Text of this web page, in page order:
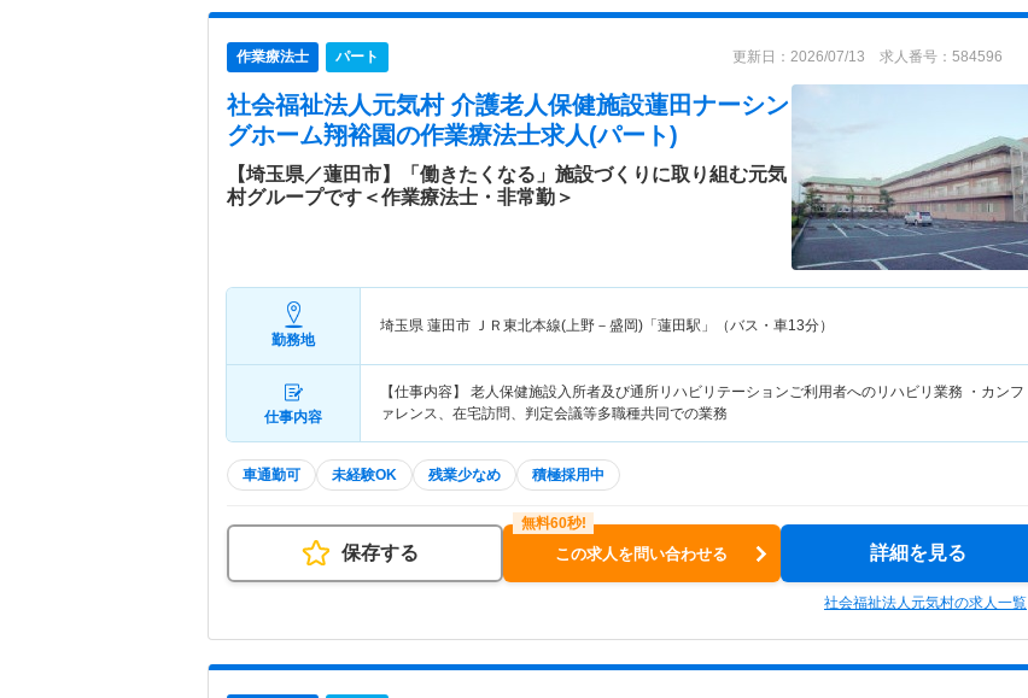
作業療法士 パート 更新日：2026/07/13 求人番号：584596
社会福祉法人元気村 介護老人保健施設蓮田ナーシン
グホーム翔裕園の作業療法士求人(パート)
【埼玉県／蓮田市】「働きたくなる」施設づくりに取り組む元気
村グループです＜作業療法士・非常勤＞
勤務地
埼玉県 蓮田市 ＪＲ東北本線(上野－盛岡)「蓮田駅」（バス・車13分）
仕事内容
【仕事内容】 老人保健施設入所者及び通所リハビリテーションご利用者へのリハビリ業務 ・カンフ
ァレンス、在宅訪問、判定会議等多職種共同での業務
車通勤可 未経験OK 残業少なめ 積極採用中
保存する この求人を問い合わせる 詳細を見る
社会福祉法人元気村の求人一覧